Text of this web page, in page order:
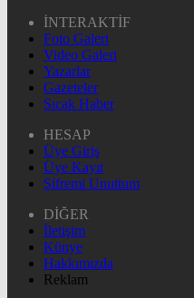
İNTERAKTİF
Foto Galeri
Video Galeri
Yazarlar
Gazeteler
Sıcak Haber
HESAP
Üye Giriş
Üye Kayıt
Şifremi Unuttum
DİĞER
İletişim
Künye
Hakkımızda
Reklam